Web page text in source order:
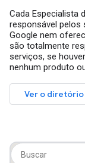
Cada Especialista
responsável pelos
Google nem
são totalmente
serviços, se
nenhum produto
Ver o diretório